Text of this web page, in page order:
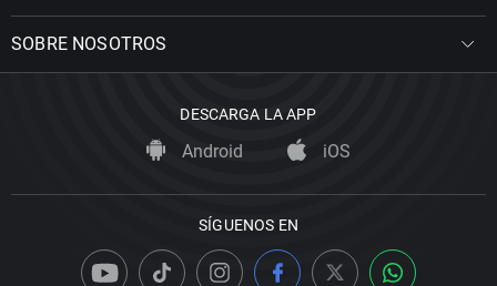
SOBRE NOSOTROS
DESCARGA LA APP
Android iOS
SÍGUENOS EN